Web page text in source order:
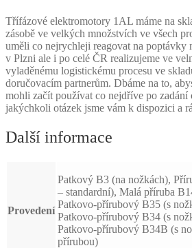
Třífázové elektromotory 1AL máme na
zásobě ve velkých množstvích ve všech
uměli co nejrychleji reagovat na poptávky
v Plzni ale i po celé ČR realizujeme ve
vyladěnému logistickému procesu ve
doručovacím partnerům. Dbáme na to,
mohli začít používat co nejdříve po
jakýchkoli otázek jsme vám k dispozici a
Další informace
Provedení
Patkový B3 (na nožkách),
– standardní), Malá příruba
Patkovo-přírubový B35 (s
Patkovo-přírubový B34 (s
Patkovo-přírubový B34B (s
přírubou)